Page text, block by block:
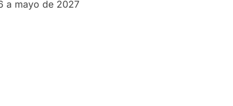
a mayo de 2027